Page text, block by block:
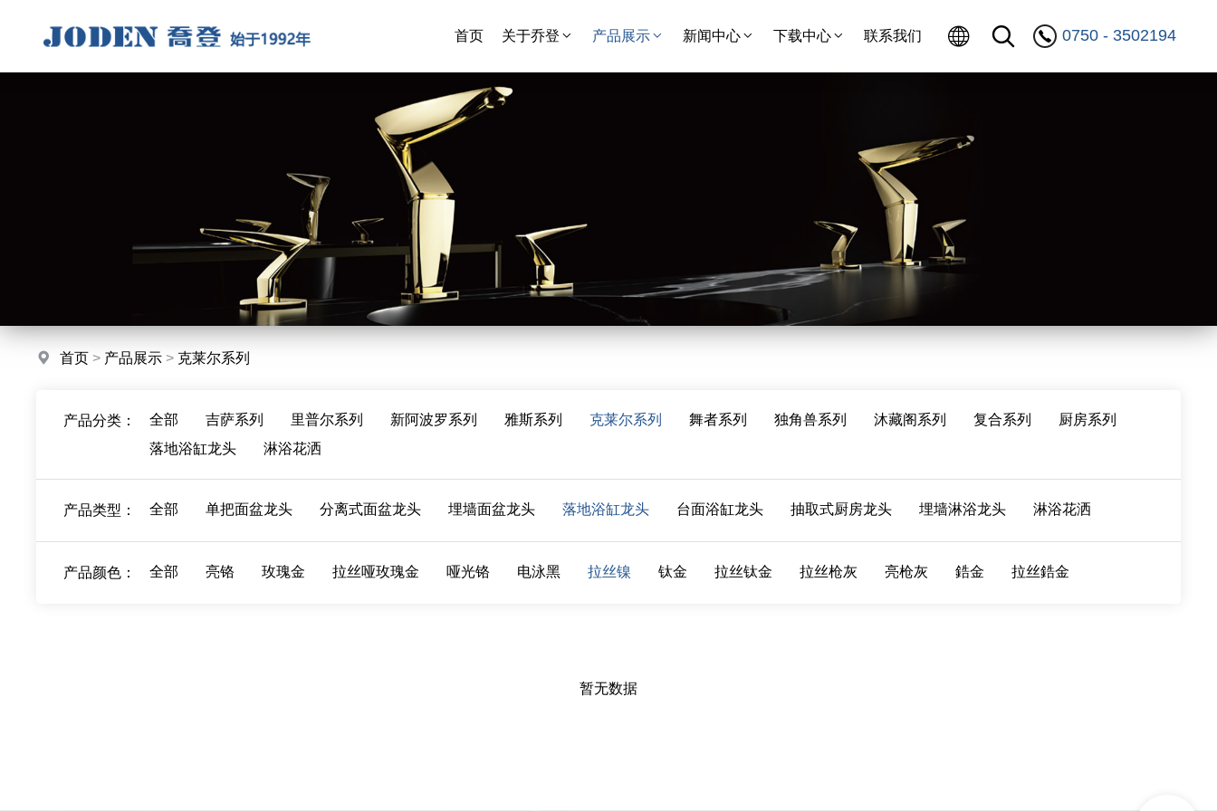
首页 关于乔登 产品展示 新闻中心 下载中心 联系我们 0750 - 3502194
首页 > 产品展示 > 克莱尔系列
产品分类： 全部 吉萨系列 里普尔系列 新阿波罗系列 雅斯系列 克莱尔系列 舞者系列 独角兽系列 沐藏阁系列 复合系列
厨房系列
落地浴缸龙头
淋浴花洒
产品类型： 全部 单把面盆龙头 分离式面盆龙头 埋墙面盆龙头 落地浴缸龙头 台面浴缸龙头 抽取式厨房龙头 埋墙淋浴龙头 淋浴花洒
产品颜色： 全部 亮铬 玫瑰金 拉丝哑玫瑰金 哑光铬 电泳黑 拉丝镍 钛金 拉丝钛金 拉丝枪灰 亮枪灰 鋯金 拉丝鋯金
暂无数据